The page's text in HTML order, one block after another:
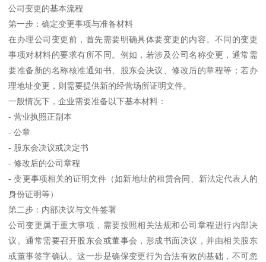
公司变更的基本流程
第一步：确定变更事项与准备材料
在办理公司变更前，首先需要明确具体要变更的内容。不同的变更
事项对材料的要求有所不同。例如，若涉及公司名称变更，通常需
要准备新的名称核准通知书、股东会决议、修改后的章程等；若办
理地址变更，则需要提供新的经营场所证明文件。
一般情况下，企业需要准备以下基本材料：
- 营业执照正副本
- 公章
- 股东会决议或决定书
- 修改后的公司章程
- 变更事项相关的证明文件（如新地址的租赁合同、新法定代表人的
身份证明等）
第二步：内部决议与文件签署
公司变更属于重大事项，需要按照相关法规和公司章程进行内部决
议。通常需要召开股东会或董事会，形成书面决议，并由相关股东
或董事签字确认。这一步是确保变更行为合法有效的基础，不可忽